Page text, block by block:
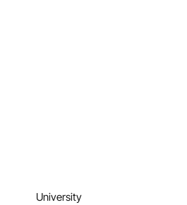
University